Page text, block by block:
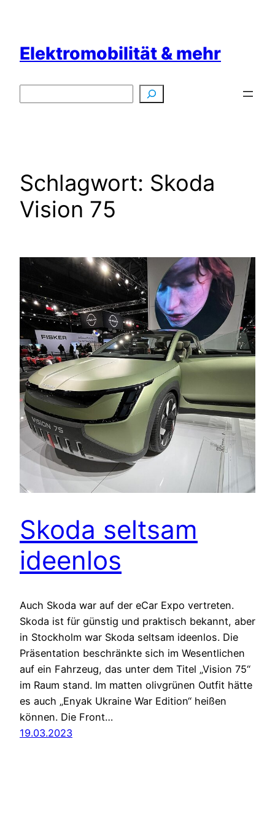
springen
Elektromobilität & mehr
Schlagwort: Skoda
Vision 75
Skoda seltsam
ideenlos
Auch Skoda war auf der eCar Expo vertreten.
Skoda ist für günstig und praktisch bekannt, aber
in Stockholm war Skoda seltsam ideenlos. Die
Präsentation beschränkte sich im Wesentlichen
auf ein Fahrzeug, das unter dem Titel „Vision 75“
im Raum stand. Im matten olivgrünen Outfit hätte
es auch „Enyak Ukraine War Edition“ heißen
können. Die Front…
19.03.2023